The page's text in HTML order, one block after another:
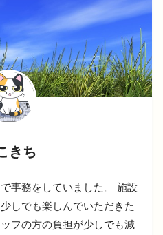
きち
事務をしていました。 施設
しでも楽しんでいただきた
フの方の負担が少しでも減